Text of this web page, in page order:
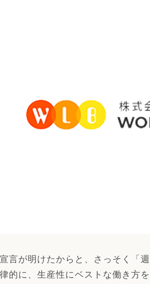
言が明けたからと、さっそく「
的に、生産性にベストな働き方